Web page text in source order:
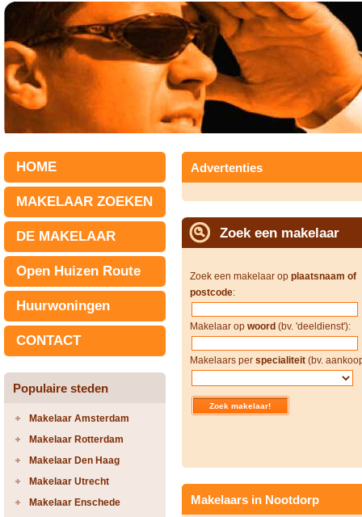
HOME
MAKELAAR ZOEKEN
DE MAKELAAR
Open Huizen Route
Huurwoningen
CONTACT
Populaire steden
Makelaar Amsterdam
Makelaar Rotterdam
Makelaar Den Haag
Makelaar Utrecht
Makelaar Enschede
Advertenties
Zoek een makelaar
Zoek een makelaar op plaatsnaam of
postcode:
Makelaar op woord (bv. 'deeldienst'):
Makelaars per specialiteit (bv.
Makelaars in Nootdorp